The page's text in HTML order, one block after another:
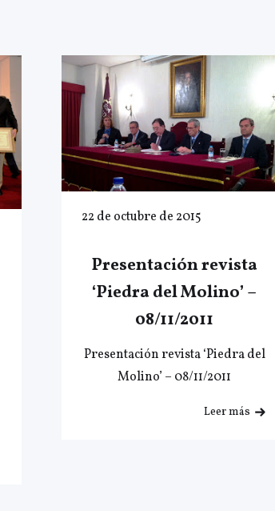
22 de octubre de 2015
Presentación revista
‘Piedra del Molino’ –
08/11/2011
Presentación revista ‘Piedra del
Molino’ – 08/11/2011
Leer más